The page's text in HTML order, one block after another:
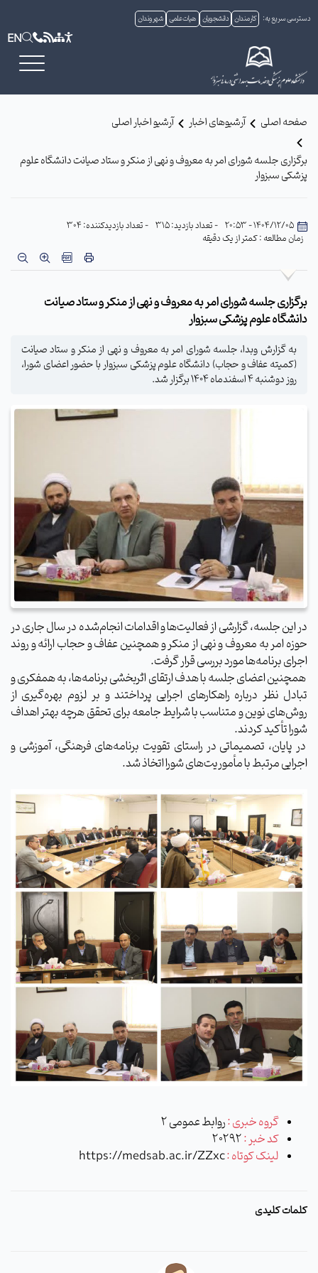
دسترسی سریع به: کارمندان دانشجویان هیات علمی شهروندان
EN
صفحه اصلی آرشیوهای اخبار آرشیو اخبار اصلی
برگزاری جلسه شورای امر به معروف و نهی از منکر و ستاد صیانت دانشگاه علوم
پزشکی سبزوار
1404/12/05 - 20:53 - تعداد بازدید: 315
- تعداد بازدیدکننده: 304
زمان مطالعه : کمتر از یک دقیقه
برگزاری جلسه شورای امر به معروف و نهی از منکر و ستاد صیانت
دانشگاه علوم پزشکی سبزوار
به گزارش وبدا، جلسه شورای امر به معروف و نهی از منکر و ستاد صیانت
(کمیته عفاف و حجاب) دانشگاه علوم پزشکی سبزوار با حضور اعضای شورا،
روز دوشنبه ۴ اسفندماه ۱۴۰۴ برگزار شد.
در این جلسه، گزارشی از فعالیت‌ها و اقدامات انجام‌شده در سال جاری در
حوزه امر به معروف و نهی از منکر و همچنین عفاف و حجاب ارائه و روند
اجرای برنامه‌ها مورد بررسی قرار گرفت.
همچنین اعضای جلسه با هدف ارتقای اثربخشی برنامه‌ها، به همفکری و
تبادل نظر درباره راهکارهای اجرایی پرداختند و بر لزوم بهره‌گیری از
روش‌های نوین و متناسب با شرایط جامعه برای تحقق هرچه بهتر اهداف
شورا تأکید کردند.
در پایان، تصمیماتی در راستای تقویت برنامه‌های فرهنگی، آموزشی و
اجرایی مرتبط با مأموریت‌های شورا اتخاذ شد.
گروه خبری :روابط عمومی 2
کد خبر :20292
لینک کوتاه :https://medsab.ac.ir/ZZxc
کلمات کلیدی